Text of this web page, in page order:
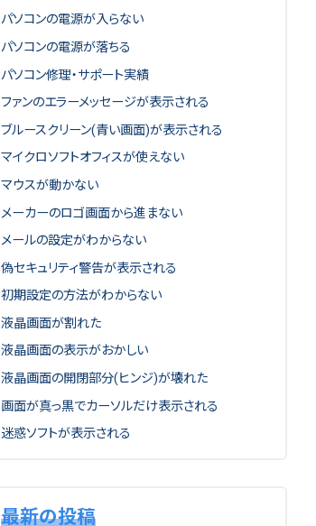
パソコンの電源が入らない
パソコンの電源が落ちる
パソコン修理・サポート実績
ファンのエラーメッセージが表示される
ブルースクリーン(青い画面)が表示される
マイクロソフトオフィスが使えない
マウスが動かない
メーカーのロゴ画面から進まない
メールの設定がわからない
偽セキュリティ警告が表示される
初期設定の方法がわからない
液晶画面が割れた
液晶画面の表示がおかしい
液晶画面の開閉部分(ヒンジ)が壊れた
画面が真っ黒でカーソルだけ表示される
迷惑ソフトが表示される
最新の投稿